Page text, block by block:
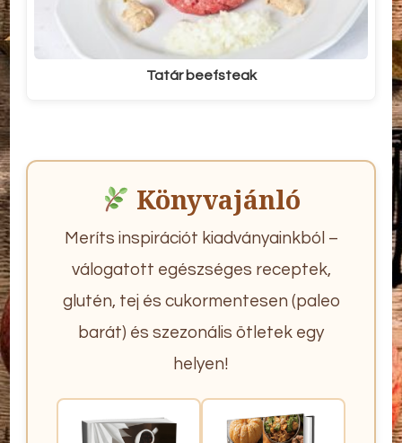
Tatár beefsteak
Könyvajánló
Meríts inspirációt kiadványainkból –
válogatott egészséges receptek,
glutén, tej és cukormentesen (paleo
barát) és szezonális ötletek egy
helyen!